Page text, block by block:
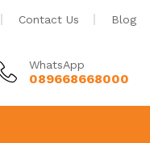
Contact Us Blog
WhatsApp
089668668000
Rp2.350.000